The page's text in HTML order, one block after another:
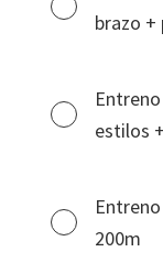
brazo +
estilos
200m